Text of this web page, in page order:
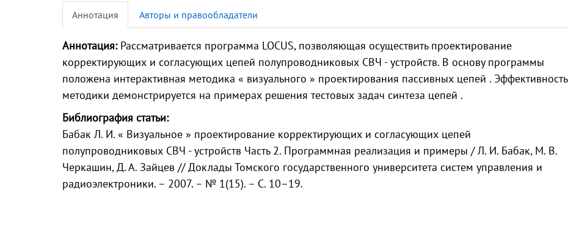
Аннотация Авторы и правообладатели
Аннотация:Рассматривается программа LOCUS, позволяющая осуществить проектирование
корректирующих и согласующих цепей полупроводниковых СВЧ - устройств. В основу программы
положена интерактивная методика « визуального » проектирования пассивных цепей . Эффективность
методики демонстрируется на примерах решения тестовых задач синтеза цепей .
Библиография статьи:
Бабак Л. И. « Визуальное » проектирование корректирующих и согласующих цепей
полупроводниковых СВЧ - устройств Часть 2. Программная реализация и примеры / Л. И. Бабак, М. В.
Черкашин, Д. А. Зайцев // Доклады Томского государственного университета систем управления и
радиоэлектроники. – 2007. – № 1(15). – С. 10–19.